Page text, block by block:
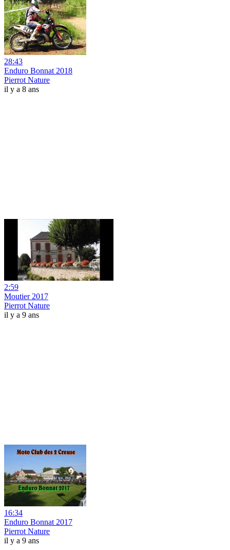
28:43
Enduro Bonnat 2018
Pierrot Nature
il y a 8 ans
2:59
Moutier 2017
Pierrot Nature
il y a 9 ans
16:34
Enduro Bonnat 2017
Pierrot Nature
il y a 9 ans